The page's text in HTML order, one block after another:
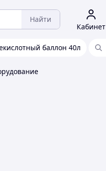
Найти
Кабинет
баллон 40л